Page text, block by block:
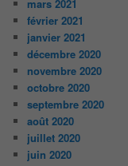
mars 2021
février 2021
janvier 2021
décembre 2020
novembre 2020
octobre 2020
septembre 2020
août 2020
juillet 2020
juin 2020